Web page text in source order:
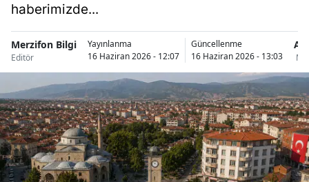
haberimizde...
Merzifon Bilgi
Editör
Yayınlanma
16 Haziran 2026 - 12:07
Güncellenme
16 Haziran 2026 - 13:03